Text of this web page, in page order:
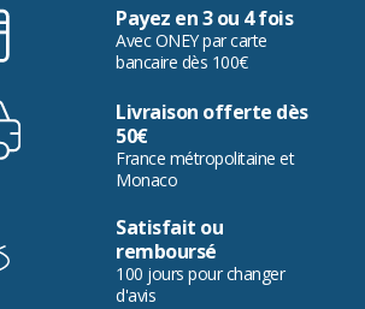
Payez en 3 ou 4 fois
Avec ONEY par carte
bancaire dès 100€
Livraison offerte dès
50€
France métropolitaine et
Monaco
Satisfait ou
remboursé
100 jours pour changer
d'avis